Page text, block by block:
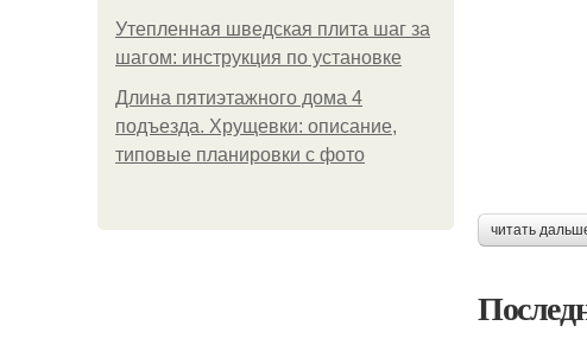
Утепленная шведская плита шаг за
шагом: инструкция по установке
Длина пятиэтажного дома 4
подъезда. Хрущевки: описание,
типовые планировки с фото
читать